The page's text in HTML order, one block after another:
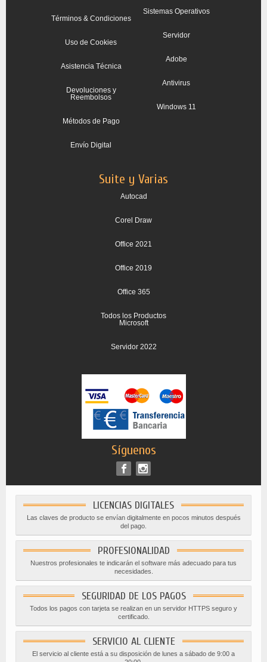
Términos & Condiciones
Uso de Cookies
Asistencia Técnica
Devoluciones y
Reembolsos
Métodos de Pago
Envío Digital
Sistemas Operativos
Servidor
Adobe
Antivirus
Windows 11
Suite y Varias
Autocad
Corel Draw
Office 2021
Office 2019
Office 365
Todos los Productos
Microsoft
Servidor 2022
Síguenos
LICENCIAS DIGITALES
Las claves de producto se envían digitalmente en pocos minutos después
del pago.
PROFESIONALIDAD
Nuestros profesionales te indicarán el software más adecuado para tus
necesidades.
SEGURIDAD DE LOS PAGOS
Todos los pagos con tarjeta se realizan en un servidor HTTPS seguro y
certificado.
SERVICIO AL CLIENTE
El servicio al cliente está a su disposición de lunes a sábado de 9:00 a